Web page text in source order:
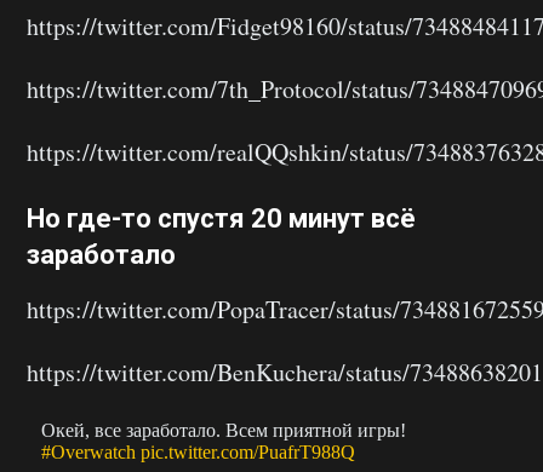
https://twitter.com/Fidget98160/status/
https://twitter.com/7th_Protocol/status/
https://twitter.com/realQQshkin/status/
Но где-то спустя 20 минут всё
заработало
https://twitter.com/PopaTracer/status/
https://twitter.com/BenKuchera/status/
Окей, все заработало. Всем приятной игры!
#Overwatch pic.twitter.com/PuafrT988Q